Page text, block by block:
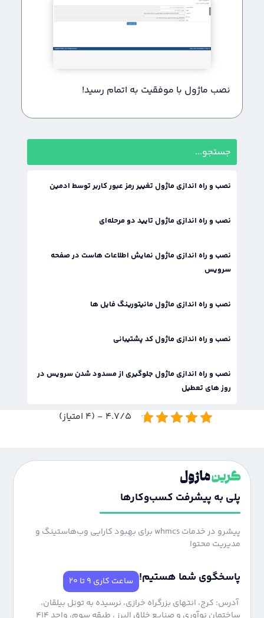
نصب ماژول با موفقیت به اتمام رسید!
نصب و راه اندازی ماژول تغییر رمز عبور کاربر توسط ادمین
نصب و راه اندازی ماژول تایید دو مرحله‌ای
نصب و راه اندازی ماژول نمایش اطلاعات هاست در صفحه
سرویس
نصب و راه اندازی ماژول مانیتورینگ فایل ها
نصب و راه اندازی ماژول کد پشتیبانی
نصب و راه اندازی ماژول جلوگیری از مسدود شدن سرویس در
روز های تعطیل
4.7/5 - (4 امتیاز)
پلی به پیشرفت کسب‌وکارها
پیشرو در خدمات whmcs برای بهبود کارایی وب‌هاستینگ و
مدیریت محتوا
پاسخگوی شما هستیم! ساعت کاری 9 تا 20
آدرس: کرج، انتهای بزرگراه خرازی، نرسیده به تونل بیلقان،